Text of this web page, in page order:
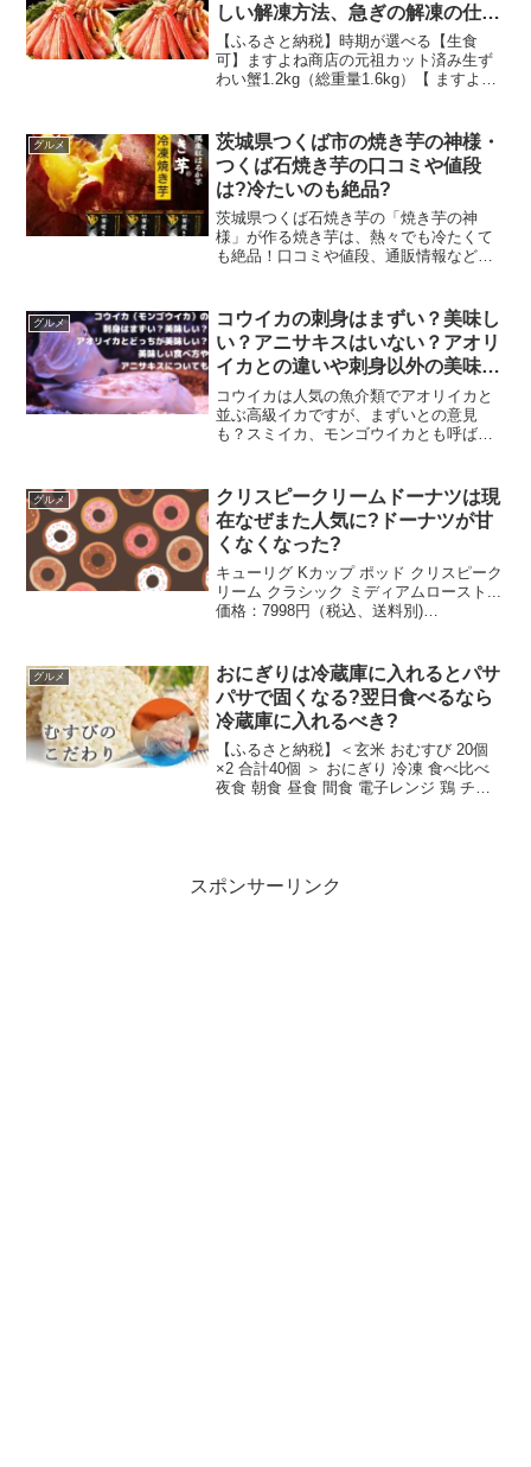
しい解凍方法、急ぎの解凍の仕方
なども!
【ふるさと納税】時期が選べる【生食
可】ますよね商店の元祖カット済み生ず
わい蟹1.2kg（総重量1.6kg）【 ますよね
料無料) (2023/9/18時...
グルメ
茨城県つくば市の焼き芋の神様・
つくば石焼き芋の口コミや値段
は?冷たいのも絶品?
茨城県つくば石焼き芋の「焼き芋の神
様」が作る焼き芋は、熱々でも冷たくて
も絶品！口コミや値段、通販情報など、
グルメ
コウイカの刺身はまずい？美味し
い？アニサキスはいない？アオリ
イカとの違いや刺身以外の美味し
い食べ方も紹介
コウイカは人気の魚介類でアオリイカと
並ぶ高級イカですが、まずいとの意見
も？スミイカ、モンゴウイカとも呼ばれ
グルメ
クリスピークリームドーナツは現
在なぜまた人気に?ドーナツが甘
くなくなった?
キューリグ Kカップ ポッド クリスピーク
リーム クラシック ミディアムロースト...
価格：7998円（税込、送料別)
ーナツですが、店舗拡大から一転、閉...
グルメ
おにぎりは冷蔵庫に入れるとパサ
パサで固くなる?翌日食べるなら
冷蔵庫に入れるべき?
【ふるさと納税】＜玄米 おむすび 20個
×2 合計40個 ＞ おにぎり 冷凍 食べ比べ
夜食 朝食 昼食 間食 電子レンジ 鶏 チー
スポンサーリンク